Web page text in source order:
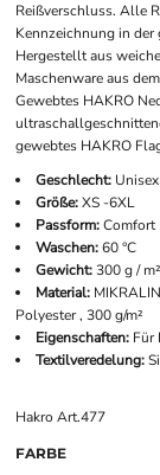
Reißverschluss. Alle
Kennzeichnung in
Hergestellt aus
Maschenware aus
Gewebtes HAKRO
gewebtes HAKRO
Geschlecht: Unisex
Größe:XS -6XL
Passform:Comfort
Waschen:60 °C
Gewicht:300 g / m²
Material:
Polyester , 300 g/m²
Eigenschaften: Für
Textilveredelung:
Hakro Art.477
FARBE